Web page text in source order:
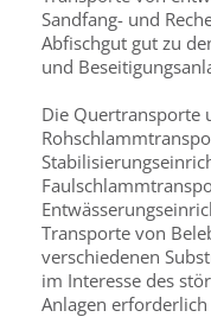
Sandfang- und
Abfischgut gut zu
und
Die Quertransporte
Transporte von
verschiedenen
im Interesse des
Anlagen